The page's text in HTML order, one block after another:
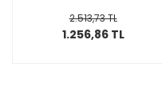
2.513,73 TL
1.256,86 TL